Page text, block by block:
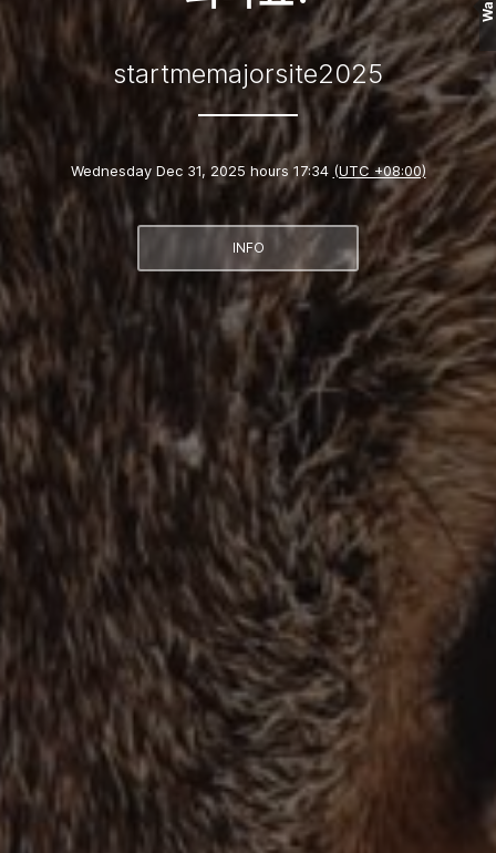
startmemajorsite2025
Wednesday Dec 31, 2025 hours 17:34 (UTC +08:00)
INFO
Wall